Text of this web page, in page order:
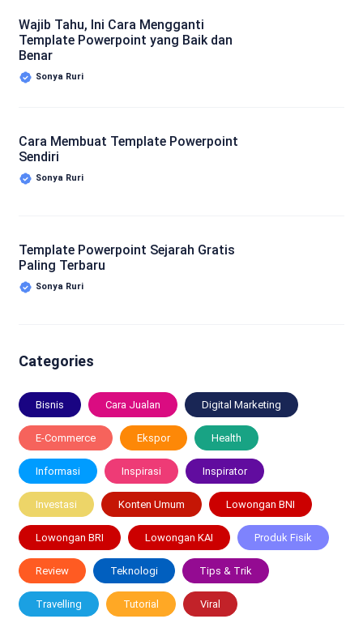
Wajib Tahu, Ini Cara Mengganti
Template Powerpoint yang Baik dan
Benar
Sonya Ruri
Cara Membuat Template Powerpoint
Sendiri
Sonya Ruri
Template Powerpoint Sejarah Gratis
Paling Terbaru
Sonya Ruri
Categories
Bisnis Cara Jualan Digital Marketing
E-Commerce Ekspor Health
Informasi Inspirasi Inspirator
Investasi Konten Umum Lowongan BNI
Lowongan BRI Lowongan KAI Produk Fisik
Review Teknologi Tips & Trik
Travelling Tutorial Viral